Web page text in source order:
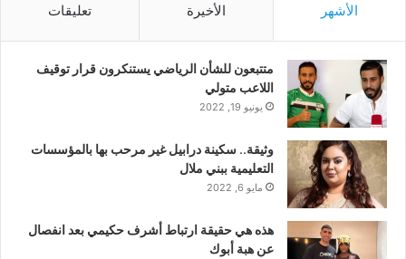
الأشهر الأخيرة تعليقات
متتبعون للشأن الرياضي يستنكرون قرار توقيف
اللاعب متولي
يونيو 19, 2022
وثيقة.. سكينة درابيل غير مرحب بها بالمؤسسات
التعليمية ببني ملال
مايو 6, 2022
هذه هي حقيقة ارتباط أشرف حكيمي بعد انفصال
عن هبة أبوك